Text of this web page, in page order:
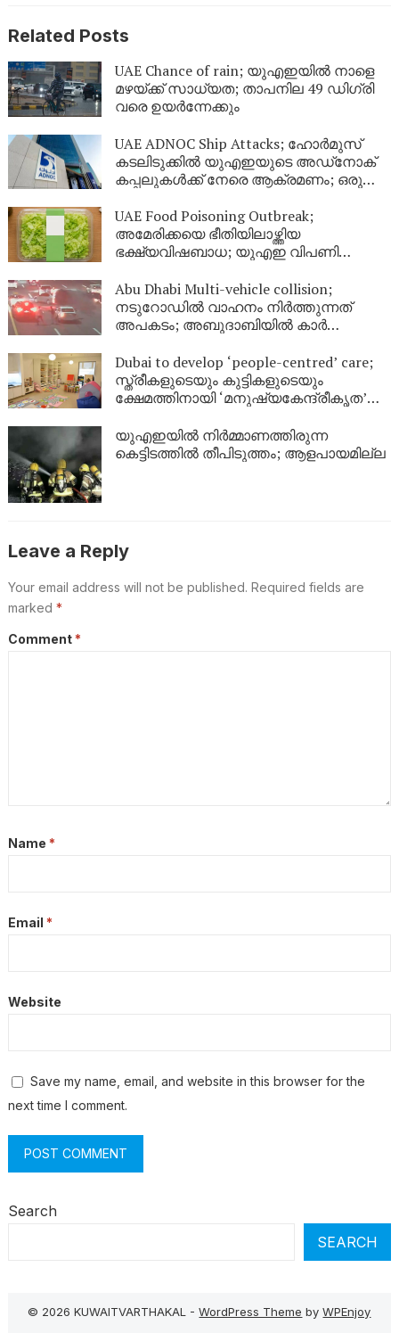
Related Posts
UAE Chance of rain; യുഎഇയിൽ നാളെ
മഴയ്ക്ക് സാധ്യത; താപനില 49 ഡിഗ്രി
വരെ ഉയർന്നേക്കും
UAE ADNOC Ship Attacks; ഹോർമുസ്
കടലിടുക്കിൽ യുഎഇയുടെ അഡ്‌നോക്
കപ്പലുകൾക്ക് നേരെ ആക്രമണം; ഒരു
UAE Food Poisoning Outbreak;
അമേരിക്കയെ ഭീതിയിലാഴ്ത്തിയ
ഭക്ഷ്യവിഷബാധ; യുഎഇ വിപണി
Abu Dhabi Multi-vehicle collision;
നടുറോഡിൽ വാഹനം നിർത്തുന്നത്
അപകടം; അബുദാബിയിൽ കാർ
Dubai to develop ‘people-centred’ care;
സ്ത്രീകളുടെയും കുട്ടികളുടെയും
ക്ഷേമത്തിനായി ‘മനുഷ്യകേന്ദ്രീകൃത’
യുഎഇയിൽ നിർമ്മാണത്തിരുന്ന
കെട്ടിടത്തിൽ തീപിടുത്തം; ആളപായമില്ല
Leave a Reply
Your email address will not be published. Required fields are
marked *
Comment *
Name *
Email *
Website
Save my name, email, and website in this browser for the
next time I comment.
Search
SEARCH
© 2026 KUWAITVARTHAKAL -WordPress Theme byWPEnjoy